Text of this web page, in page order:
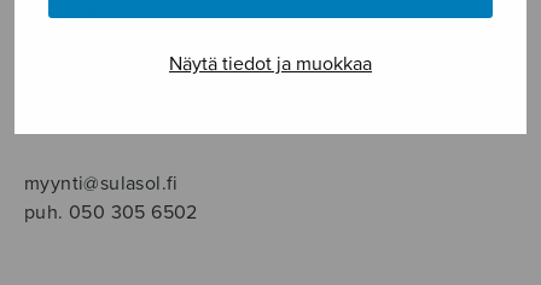
Näytä tiedot ja muokkaa
Myymälä avoinna
00180 Helsinki
myynti@sulasol.fi
puh. 050 305 6502